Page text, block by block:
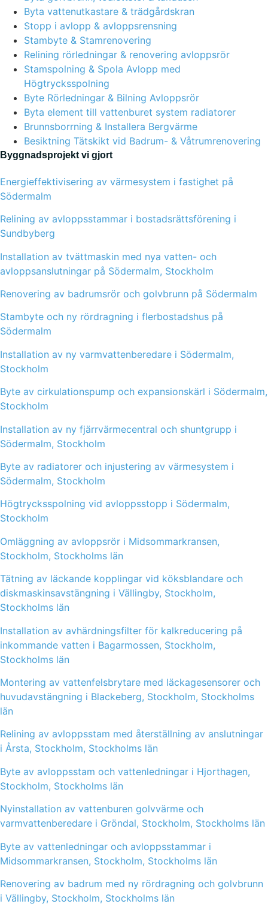
Byta vattenutkastare & trädgårdskran
Stopp i avlopp & avloppsrensning
Stambyte & Stamrenovering
Relining rörledningar & renovering avloppsrör
Stamspolning & Spola Avlopp med
Högtrycksspolning
Byte Rörledningar & Bilning Avloppsrör
Byta element till vattenburet system radiatorer
Brunnsborrning & Installera Bergvärme
Besiktning Tätskikt vid Badrum- & Våtrumrenovering
Byggnadsprojekt vi gjort
Energieffektivisering av värmesystem i fastighet på
Södermalm
Relining av avloppsstammar i bostadsrättsförening i
Sundbyberg
Installation av tvättmaskin med nya vatten- och
avloppsanslutningar på Södermalm, Stockholm
Renovering av badrumsrör och golvbrunn på Södermalm
Stambyte och ny rördragning i flerbostadshus på
Södermalm
Installation av ny varmvattenberedare i Södermalm,
Stockholm
Byte av cirkulationspump och expansionskärl i Södermalm,
Stockholm
Installation av ny fjärrvärmecentral och shuntgrupp i
Södermalm, Stockholm
Byte av radiatorer och injustering av värmesystem i
Södermalm, Stockholm
Högtrycksspolning vid avloppsstopp i Södermalm,
Stockholm
Omläggning av avloppsrör i Midsommarkransen,
Stockholm, Stockholms län
Tätning av läckande kopplingar vid köksblandare och
diskmaskinsavstängning i Vällingby, Stockholm,
Stockholms län
Installation av avhärdningsfilter för kalkreducering på
inkommande vatten i Bagarmossen, Stockholm,
Stockholms län
Montering av vattenfelsbrytare med läckagesensorer och
huvudavstängning i Blackeberg, Stockholm, Stockholms
län
Relining av avloppsstam med återställning av anslutningar
i Årsta, Stockholm, Stockholms län
Byte av avloppsstam och vattenledningar i Hjorthagen,
Stockholm, Stockholms län
Nyinstallation av vattenburen golvvärme och
varmvattenberedare i Gröndal, Stockholm, Stockholms län
Byte av vattenledningar och avloppsstammar i
Midsommarkransen, Stockholm, Stockholms län
Renovering av badrum med ny rördragning och golvbrunn
i Vällingby, Stockholm, Stockholms län